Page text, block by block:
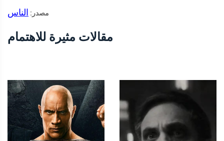
مصدر: الناس
مقالات مثيرة للاهتمام